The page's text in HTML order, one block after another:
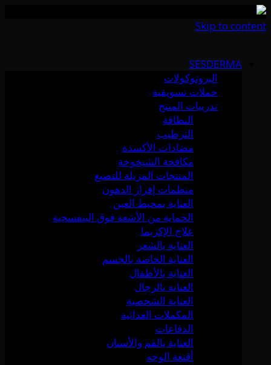
Skip to content
SESDERMA
البروتوكولات
حملات تسويقية
تدريبات المنتج
النظافة
الترطيب
مضادات الأكسدة
مكافحة الشيخوخة
المنتجات المزيلة للتصبغ
منظمات إفراز الدهون
العناية بمحيط العين
الحماية من الأشعة فوق البنفسجية
علاج الإكزيما
العناية بالشعر
العناية الخاصة بالجسم
العناية بالأطفال
العناية بالرجال
العناية الشخصية
المكملات الغذائية
الدفاعات
العناية بالفم والأسنان
أقنعة الوجه